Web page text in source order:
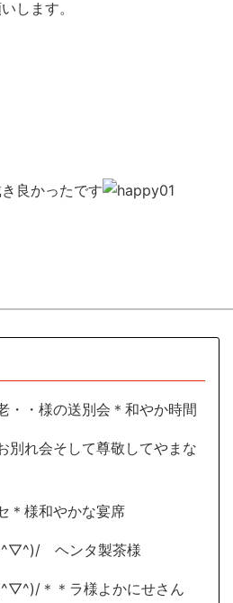
します。
良かったです
・・様の送別会＊和やか時間
別れ会そして尊敬してやまな
＊様和やかな宴席
ヘンタ製茶様
＊＊ラ様よかにせさん